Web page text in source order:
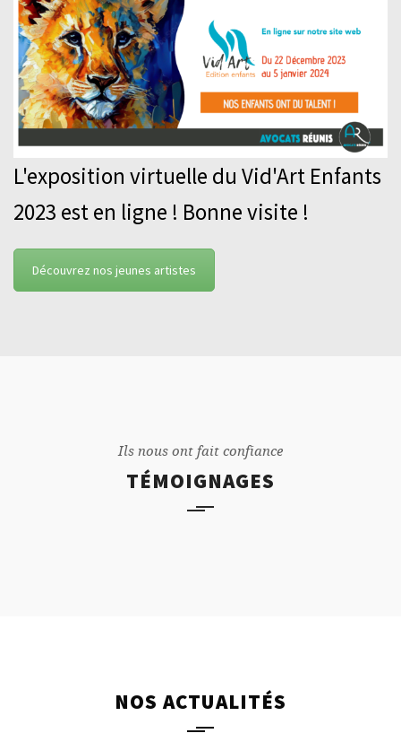
L'exposition virtuelle du Vid'Art Enfants
2023 est en ligne ! Bonne visite !
Découvrez nos jeunes artistes
Ils nous ont fait confiance
TÉMOIGNAGES
NOS ACTUALITÉS